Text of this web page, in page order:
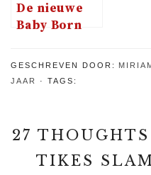
De nieuwe
Baby Born
GESCHREVEN DOOR:
JAAR
TAGS:
27
TIKES